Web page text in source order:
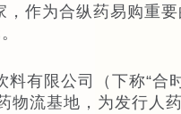
作为合纵药易购重
料有限公司（下称“合
物流基地，为发行人